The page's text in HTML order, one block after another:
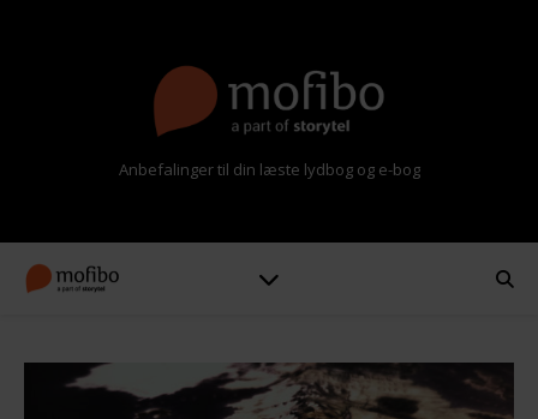
Anbefalinger til din læste lydbog og e-bog